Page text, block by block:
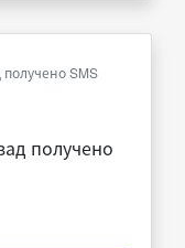
SMS
получено